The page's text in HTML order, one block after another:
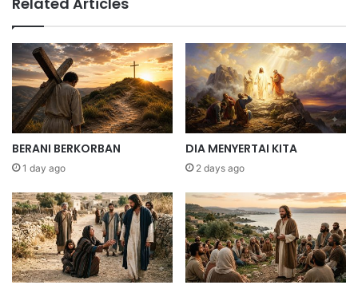
BERANI BERKORBAN
1 day ago
DIA MENYERTAI KITA
2 days ago